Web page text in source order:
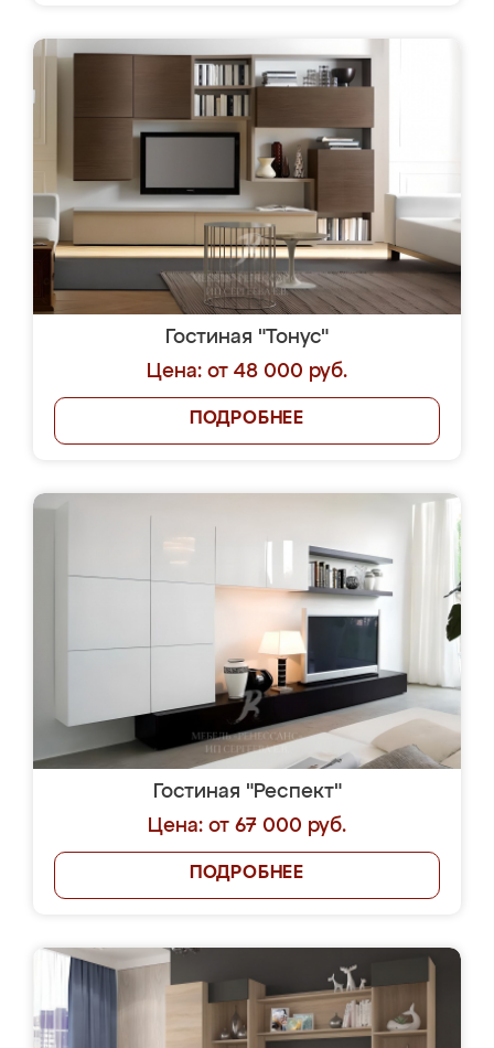
Гостиная "Тонус"
Цена: от 48 000 руб.
ПОДРОБНЕЕ
Гостиная "Респект"
Цена: от 67 000 руб.
ПОДРОБНЕЕ